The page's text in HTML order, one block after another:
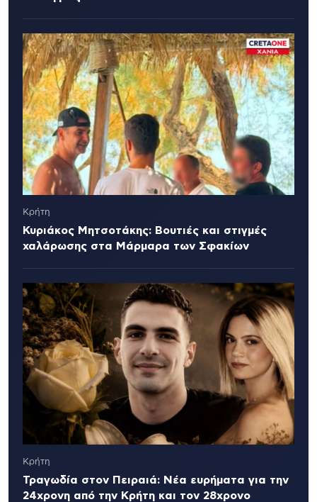
Κρήτη
Κυριάκος Μητσοτάκης: Βουτιές και στιγμές
χαλάρωσης στα Μάρμαρα των Σφακίων
Κρήτη
Τραγωδία στον Πειραιά: Νέα ευρήματα για την
24χρονη από την Κρήτη και τον 28χρονο